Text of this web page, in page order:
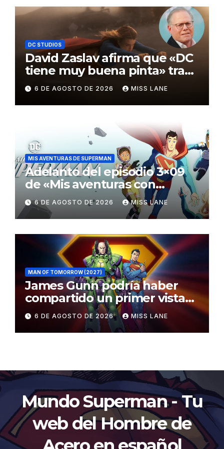
DC STUDIOS
David Zaslav afirma que «DC
tiene muy buena pinta» tras
el fracaso de «Supergirl»
6 DE AGOSTO DE 2026 MISS LANE
MIS AVENTURAS DE SUPERMAN
Adelanto del episodio 3×09
de «Mis aventuras con
Superman»
6 DE AGOSTO DE 2026 MISS LANE
MAN OF TOMORROW (2027)
James Gunn podría haber
compartido un primer vistazo
al traje de Brainiac
6 DE AGOSTO DE 2026 MISS LANE
Mundo Superman - Tu
web del Hombre de